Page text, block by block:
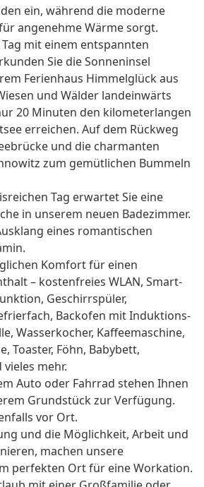
ein, während die moderne
angenehme Wärme sorgt.
mit einem entspannten
Sie die Sonneninsel
Ferienhaus Himmelglück aus
und Wälder landeinwärts
20 Minuten den kilometerlangen
erreichen. Auf dem Rückweg
und die charmanten
zum gemütlichen Bummeln
Tag erwartet Sie eine
in unserem neuen Badezimmer.
eines romantischen
Komfort für einen
– kostenfreies WLAN, Smart-
Geschirrspüler,
Backofen mit Induktions-
Wasserkocher, Kaffeemaschine,
Toaster, Föhn, Babybett,
mehr.
Auto oder Fahrrad stehen Ihnen
Grundstück zur Verfügung.
vor Ort.
und die Möglichkeit, Arbeit und
machen unsere
perfekten Ort für eine Workation.